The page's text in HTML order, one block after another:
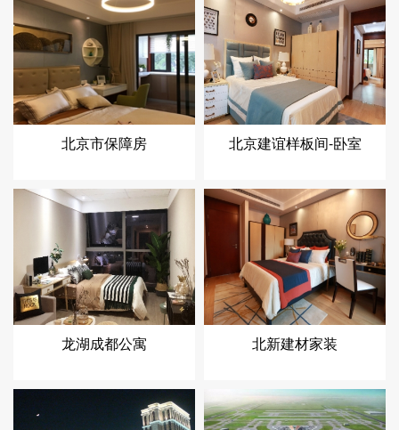
北京市保障房 北京建谊样板间-卧室
龙湖成都公寓 北新建材家装